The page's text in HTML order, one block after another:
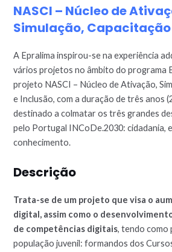
NASCI – Núcleo de
Simulação,
A Epralima inspirou-se na experiência
vários projetos no âmbito do programa
projeto NASCI – Núcleo de Ativação,
e Inclusão, com a duração de três anos
destinado a colmatar os três grandes
pelo Portugal INCoDe.2030: cidadania,
conhecimento.
Descrição
Trata-se de um projeto que visa o
digital, assim como o
de competências digitais, tendo como
população juvenil: formandos dos